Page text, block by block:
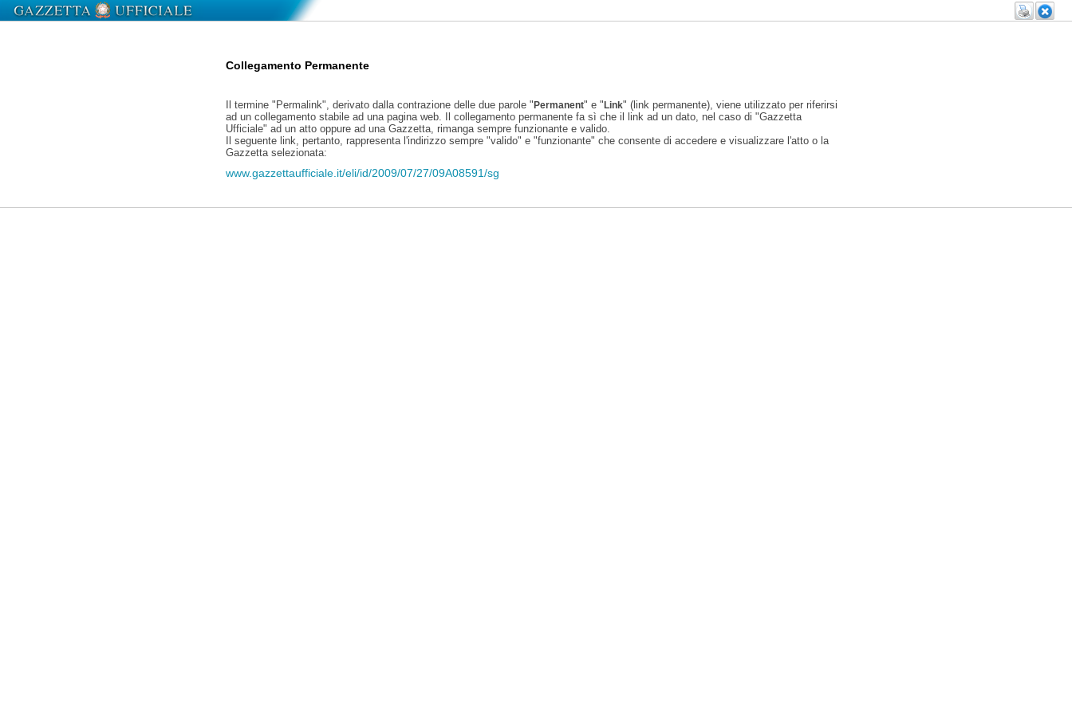
Collegamento Permanente
Il termine "Permalink", derivato dalla contrazione delle due parole "Permanent" e "Link" (link permanente), viene utilizzato per riferirsi
ad un collegamento stabile ad una pagina web. Il collegamento permanente fa sì che il link ad un dato, nel caso di "Gazzetta
Ufficiale" ad un atto oppure ad una Gazzetta, rimanga sempre funzionante e valido.
Il seguente link, pertanto, rappresenta l'indirizzo sempre "valido" e "funzionante" che consente di accedere e visualizzare l'atto o la
Gazzetta selezionata:
www.gazzettaufficiale.it/eli/id/2009/07/27/09A08591/sg